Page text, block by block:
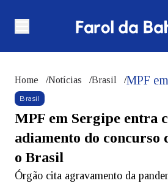
Home /Notícias /Brasil /
Brasil
MPF em Sergipe entra
adiamento do concurso
o Brasil
Órgão cita agravamento da